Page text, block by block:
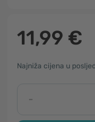
11,99 €
Najniža cijena u
-